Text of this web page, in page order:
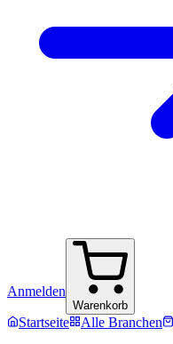
Anmelden
Warenkorb
Startseite Alle Branchen